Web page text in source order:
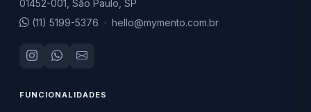
01452-001, São Paulo, SP
(11) 5199-5376 · hello@mymento.com.br
FUNCIONALIDADES